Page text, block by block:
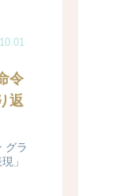
令
返
グラ
」